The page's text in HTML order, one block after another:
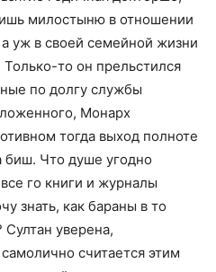
милостыню в отношении
уж в своей семейной жизни
Только-то он прельстился
по долгу службы
Монарх
тогда выход полноте
Что душе угодно
го книги и журналы
знать, как бараны в то
уверена,
считается этим